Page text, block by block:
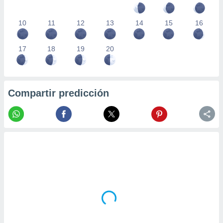
10 11 12 13 14 15 16
17 18 19 20
Compartir predicción